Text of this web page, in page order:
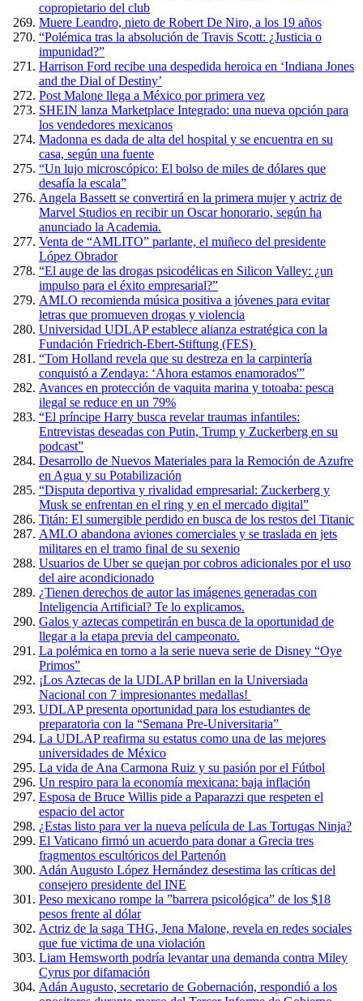
copropietario del club
Muere Leandro, nieto de Robert De Niro, a los 19 años
“Polémica tras la absolución de Travis Scott: ¿Justicia o
impunidad?”
Harrison Ford recibe una despedida heroica en ‘Indiana Jones
and the Dial of Destiny’
Post Malone llega a México por primera vez
SHEIN lanza Marketplace Integrado: una nueva opción para
los vendedores mexicanos
Madonna es dada de alta del hospital y se encuentra en su
casa, según una fuente
“Un lujo microscópico: El bolso de miles de dólares que
desafía la escala”
Angela Bassett se convertirá en la primera mujer y actriz de
Marvel Studios en recibir un Oscar honorario, según ha
anunciado la Academia.
Venta de “AMLITO” parlante, el muñeco del presidente
López Obrador
“El auge de las drogas psicodélicas en Silicon Valley: ¿un
impulso para el éxito empresarial?”
AMLO recomienda música positiva a jóvenes para evitar
letras que promueven drogas y violencia
Universidad UDLAP establece alianza estratégica con la
Fundación Friedrich-Ebert-Stiftung (FES)
“Tom Holland revela que su destreza en la carpintería
conquistó a Zendaya: ‘Ahora estamos enamorados'”
Avances en protección de vaquita marina y totoaba: pesca
ilegal se reduce en un 79%
“El príncipe Harry busca revelar traumas infantiles:
Entrevistas deseadas con Putin, Trump y Zuckerberg en su
podcast”
Desarrollo de Nuevos Materiales para la Remoción de Azufre
en Agua y su Potabilización
“Disputa deportiva y rivalidad empresarial: Zuckerberg y
Musk se enfrentan en el ring y en el mercado digital”
Titán: El sumergible perdido en busca de los restos del Titanic
AMLO abandona aviones comerciales y se traslada en jets
militares en el tramo final de su sexenio
Usuarios de Uber se quejan por cobros adicionales por el uso
del aire acondicionado
¿Tienen derechos de autor las imágenes generadas con
Inteligencia Artificial? Te lo explicamos.
Galos y aztecas competirán en busca de la oportunidad de
llegar a la etapa previa del campeonato.
La polémica en torno a la serie nueva serie de Disney “Oye
Primos”
¡Los Aztecas de la UDLAP brillan en la Universiada
Nacional con 7 impresionantes medallas!
UDLAP presenta oportunidad para los estudiantes de
preparatoria con la “Semana Pre-Universitaria”
La UDLAP reafirma su estatus como una de las mejores
universidades de México
La vida de Ana Carmona Ruiz y su pasión por el Fútbol
Un respiro para la economía mexicana: baja inflación
Esposa de Bruce Willis pide a Paparazzi que respeten el
espacio del actor
¿Estas listo para ver la nueva película de Las Tortugas Ninja?
El Vaticano firmó un acuerdo para donar a Grecia tres
fragmentos escultóricos del Partenón
Adán Augusto López Hernández desestima las críticas del
consejero presidente del INE
Peso mexicano rompe la ”barrera psicológica” de los $18
pesos frente al dólar
Actriz de la saga THG, Jena Malone, revela en redes sociales
que fue victima de una violación
Liam Hemsworth podría levantar una demanda contra Miley
Cyrus por difamación
Adán Augusto, secretario de Gobernación, respondió a los